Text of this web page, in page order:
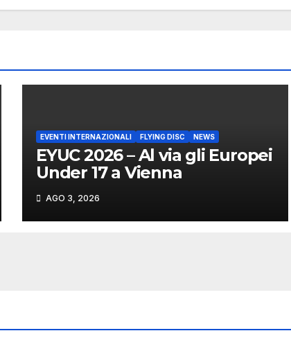
EVENTI INTERNAZIONALI FLYING DISC NEWS
EYUC 2026 – Al via gli Europei
Under 17 a Vienna
AGO 3, 2026